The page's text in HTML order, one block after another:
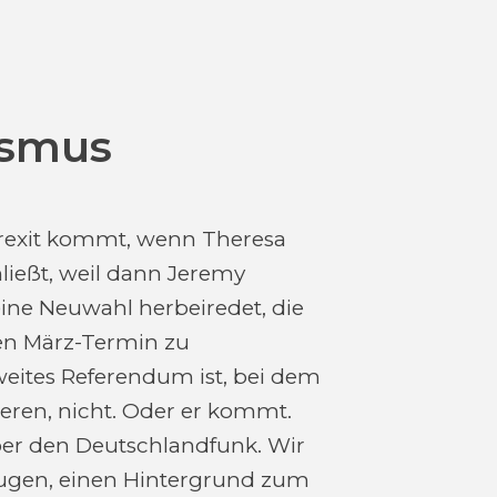
kommt, wenn Theresa
weil dann Jeremy
Neuwahl herbeiredet, die
März-Termin zu
Referendum ist, bei dem
nicht. Oder er kommt.
den Deutschlandfunk. Wir
einen Hintergrund zum